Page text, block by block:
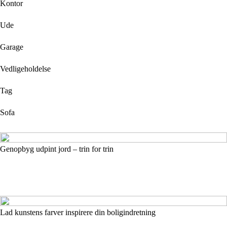
Kontor
Ude
Garage
Vedligeholdelse
Tag
Sofa
Genopbyg udpint jord – trin for trin
Lad kunstens farver inspirere din boligindretning